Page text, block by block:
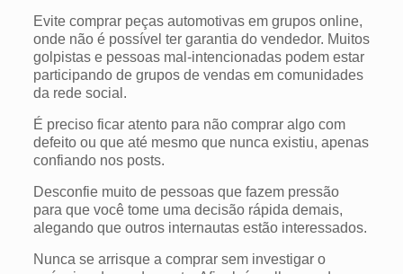
Evite comprar peças automotivas em grupos online,
onde não é possível ter garantia do vendedor. Muitos
golpistas e pessoas mal-intencionadas podem estar
participando de grupos de vendas em comunidades
da rede social.
É preciso ficar atento para não comprar algo com
defeito ou que até mesmo que nunca existiu, apenas
confiando nos posts.
Desconfie muito de pessoas que fazem pressão
para que você tome uma decisão rápida demais,
alegando que outros internautas estão interessados.
Nunca se arrisque a comprar sem investigar o